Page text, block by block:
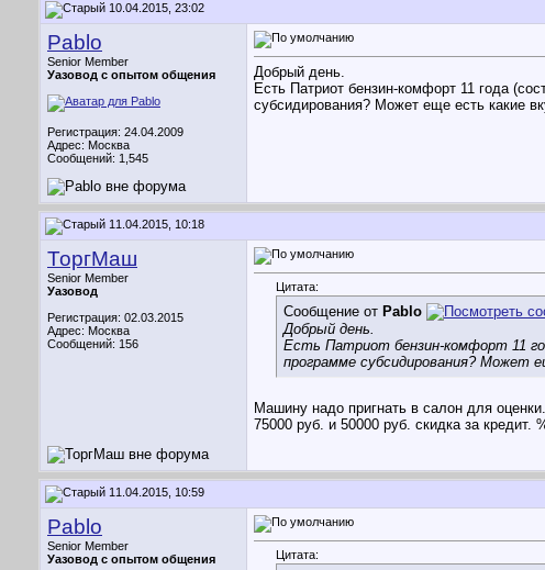
10.04.2015, 23:02
Pablo
Senior Member
Уазовод с опытом общения
Регистрация: 24.04.2009
Адрес: Москва
Сообщений: 1,545
Добрый день.
Есть Патриот бензин-комфорт 11 года
субсидирования? Может еще есть какие
11.04.2015, 10:18
ТоргМаш
Senior Member
Уазовод
Регистрация: 02.03.2015
Адрес: Москва
Сообщений: 156
Цитата:
Сообщение от Pablo
Добрый день.
Есть Патриот бензин-комфорт 11
программе субсидирования? Может
Машину надо пригнать в салон для
75000 руб. и 50000 руб. скидка за кредит.
11.04.2015, 10:59
Pablo
Senior Member
Уазовод с опытом общения
Цитата: